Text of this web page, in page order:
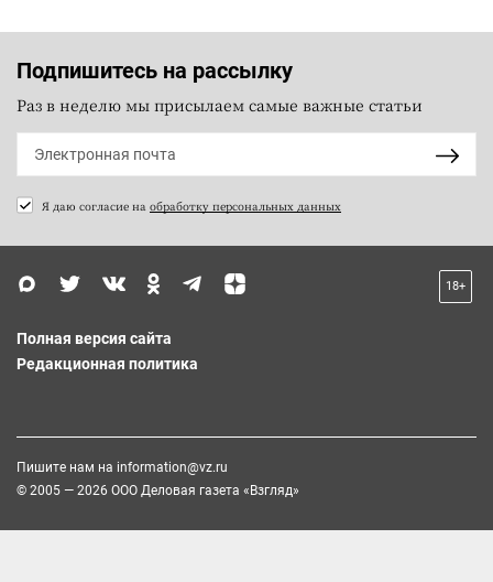
Подпишитесь на рассылку
Раз в неделю мы присылаем самые важные статьи
Я даю согласие на обработку персональных данных
18+
Полная версия сайта
Редакционная политика
Пишите нам на information@vz.ru
© 2005 — 2026 ООО Деловая газета «Взгляд»